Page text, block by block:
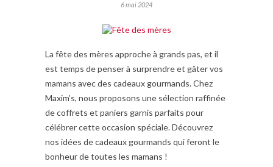
6 mai 2024
La fête des mères approche à grands pas, et il
est temps de penser à surprendre et gâter vos
mamans avec des cadeaux gourmands. Chez
Maxim’s, nous proposons une sélection raffinée
de coffrets et paniers garnis parfaits pour
célébrer cette occasion spéciale. Découvrez
nos idées de cadeaux gourmands qui feront le
bonheur de toutes les mamans !